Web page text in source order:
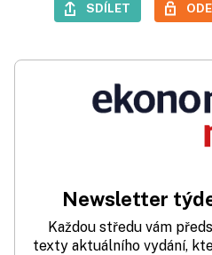
SDÍLET
Newsletter
Každou středu vám
texty aktuálního vydání,